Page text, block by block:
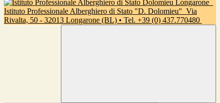
Istituto Professionale Alberghiero di Stato "D. Dolomieu" Via
Rivalta, 50 - 32013 Longarone (BL) • Tel. +39 (0) 437.770480